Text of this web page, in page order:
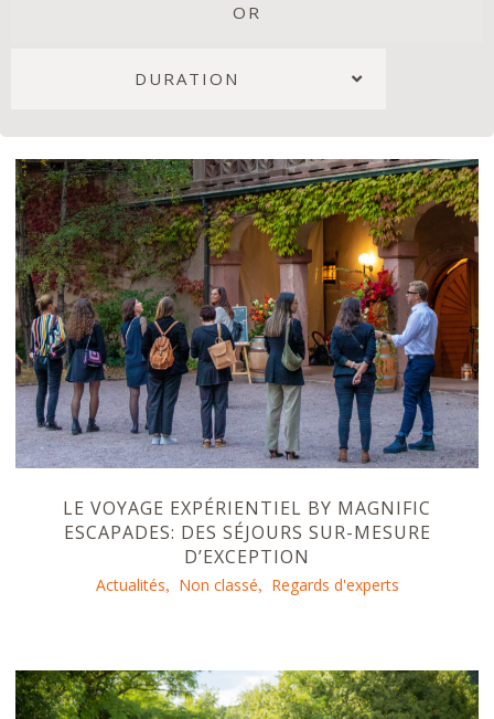
OR
DURATION
LE VOYAGE EXPÉRIENTIEL BY MAGNIFIC
ESCAPADES: DES SÉJOURS SUR-MESURE
D’EXCEPTION
Actualités, Non classé, Regards d'experts